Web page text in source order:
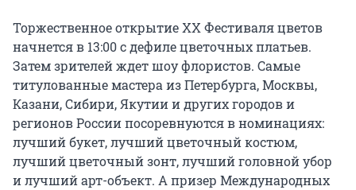
Торжественное открытие XX Фестиваля цветов
начнется в 13:00 с дефиле цветочных платьев.
Затем зрителей ждет шоу флористов. Самые
титулованные мастера из Петербурга, Москвы,
Казани, Сибири, Якутии и других городов и
регионов России посоревнуются в номинациях:
лучший букет, лучший цветочный костюм,
лучший цветочный зонт, лучший головной убор
и лучший арт-объект. А призер Международных